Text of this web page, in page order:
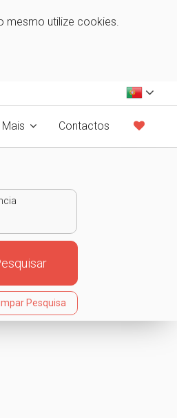
mesmo utilize cookies.
Mais Contactos
Pesquisa